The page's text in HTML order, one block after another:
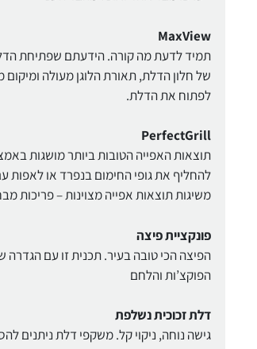
MaxView
תמיד לדעת מה קורה. הידעתם שפתיחת
לפתוח את הדלת.
PerfectGrill
תוצאות האפייה הטובות ביותר מושגות
להחליף את גופי החימום בנפרד או לאפות
משיגות תוצאות אפייה מצוינות – פריכות
פונקציית פיצה
הפוקצ’ות והלחם
דלת זכוכית נשלפת
גישה נוחה, ניקוי קל. משקפי דלת ניתנים